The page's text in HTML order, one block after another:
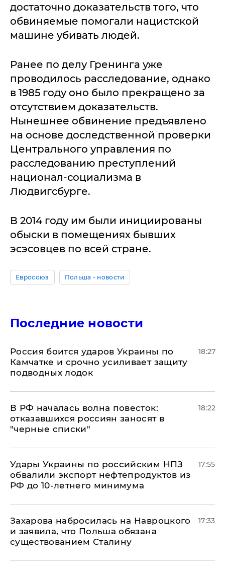
достаточно доказательств того, что
обвиняемые помогали нацистской
машине убивать людей.
Ранее по делу Гренинга уже
проводилось расследование, однако
в 1985 году оно было прекращено за
отсутствием доказательств.
Нынешнее обвинение предъявлено
на основе доследственной проверки
Центрального управления по
расследованию преступлений
национал-социализма в
Людвигсбурге.
В 2014 году им были инициированы
обыски в помещениях бывших
эсэсовцев по всей стране.
Евросоюз Польша - новости
Последние новости
Россия боится ударов Украины по
Камчатке и срочно усиливает защиту
подводных лодок
18:27
​В РФ началась волна повесток:
отказавшихся россиян заносят в
"черные списки"
18:22
Удары Украины по российским НПЗ
обвалили экспорт нефтепродуктов из
РФ до 10-летнего минимума
17:55
​Захарова набросилась на Навроцкого
и заявила, что Польша обязана
существованием Сталину
17:33